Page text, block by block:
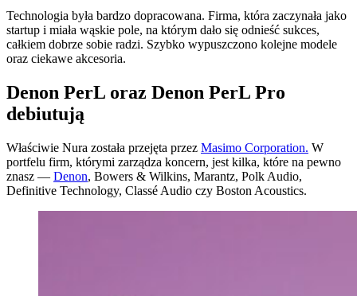
Technologia była bardzo dopracowana. Firma, która zaczynała jako
startup i miała wąskie pole, na którym dało się odnieść sukces,
całkiem dobrze sobie radzi. Szybko wypuszczono kolejne modele
oraz ciekawe akcesoria.
Denon PerL oraz Denon PerL Pro
debiutują
Właściwie Nura została przejęta przez Masimo Corporation. W
portfelu firm, którymi zarządza koncern, jest kilka, które na pewno
znasz — Denon, Bowers & Wilkins, Marantz, Polk Audio,
Definitive Technology, Classé Audio czy Boston Acoustics.